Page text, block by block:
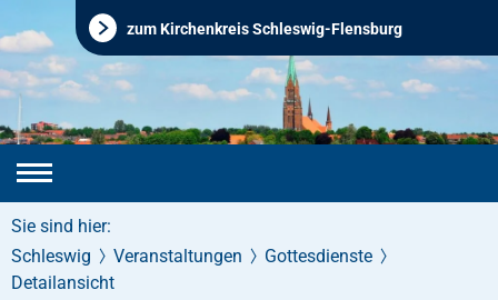
zum Kirchenkreis Schleswig-Flensburg
Sie sind hier:
Schleswig
Veranstaltungen
Gottesdienste
Detailansicht